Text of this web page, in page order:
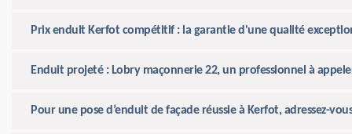
Prix enduit Kerfot compétitif : la garantie d'une qualité
Enduit projeté : Lobry maçonnerie 22, un professionnel à
Pour une pose d’enduit de façade réussie à Kerfot, adressez-